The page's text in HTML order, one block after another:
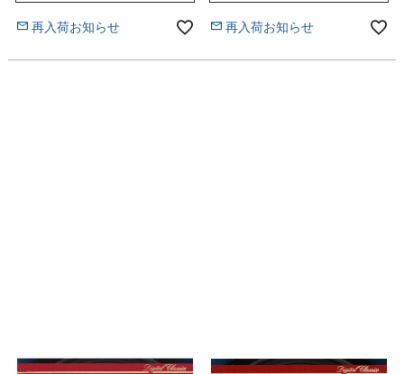
再入荷お知らせ 再入荷お知らせ